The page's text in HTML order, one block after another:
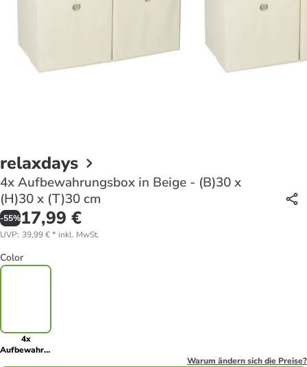
relaxdays
4x Aufbewahrungsbox in Beige - (B)30 x
(H)30 x (T)30 cm
-55%17,99 €
UVP: 39,99 €* inkl. MwSt.
Color
4x
Aufbewahrungsbox
Warum ändern sich die Preise?